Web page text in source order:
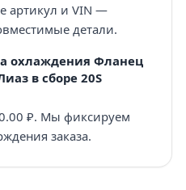
артикул и VIN —
детали.
охлаждения Фланец
в сборе 20S
₽. Мы фиксируем
заказа.